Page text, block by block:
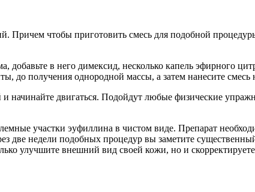
Причем чтобы приготовить смесь для подобной
добавьте в него димексид, несколько капель эфирного
до получения однородной массы, а затем нанесите смесь
начинайте двигаться. Подойдут любые физические
участки эуфиллина в чистом виде. Препарат
две недели подобных процедур вы заметите
улучшите внешний вид своей кожи, но и